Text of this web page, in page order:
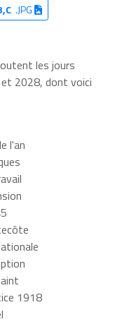
.JPG
les jours
2028, dont voici
l'an
1918